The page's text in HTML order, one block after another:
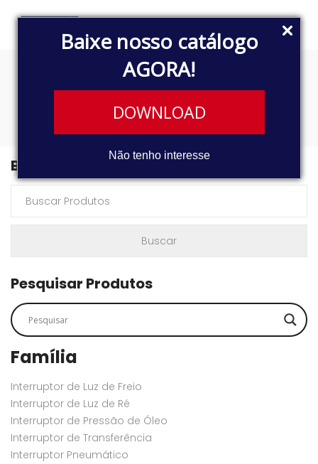
Baixe nosso catálogo
AGORA!
DOWNLOAD
Não tenho interesse
1662762
Buscar Produtos
Pesquisar Produtos
Família
Interruptor de Luz de Freio
Interruptor de Luz de Ré
Interruptor de Pressão de Óleo
Interruptor de Transferência
Interruptor Pneumático